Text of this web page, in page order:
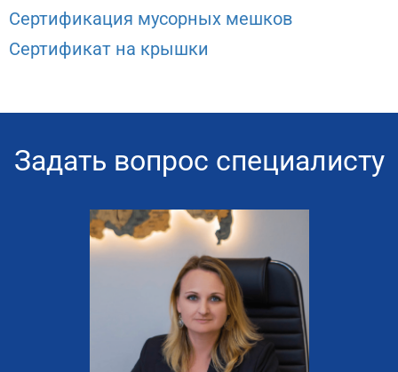
Сертификация мусорных мешков
Сертификат на крышки
Задать вопрос специалисту